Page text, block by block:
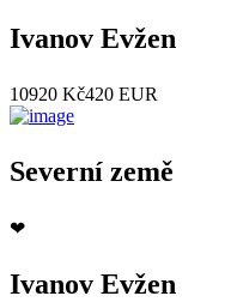
Ivanov Evžen
10920 Kč420 EUR
Severní země
❤
Ivanov Evžen